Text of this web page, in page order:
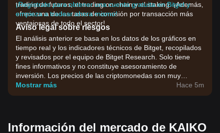
trading de futuros, el trading on-chain y el staking. ¡Además,
ofrece una de las tasas de comisión por transacción más
ventajosas de todo el sector!
¡Regístrate para obtener una cuenta gratuita en Bitget y
empieza a tradear ahora mismo!
Aviso legal sobre riesgos
El análisis anterior se basa en los datos de los gráficos en
tiempo real y los indicadores técnicos de Bitget, recopilados
y revisados por el equipo de Bitget Research. Solo tiene
fines informativos y no constituye asesoramiento de
inversión. Los precios de las criptomonedas son muy
volátiles. Toma tus decisiones de inversión en función de tu
tolerancia al riesgo.
Mostrar más Hace 5m
Información del mercado de KAIKO